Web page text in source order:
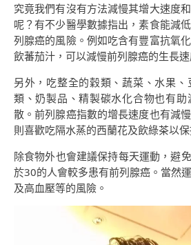
究竟我們有沒有方法減慢其增大速度
呢？有不少醫學數據指出，素食能減
列腺癌的風險。例如吃含有豐富抗氧
飲蕃茄汁，可以減慢前列腺癌的生長速
另外，吃整全的穀類、蔬菜、水果
類、奶製品、精製碳水化合物也有
散。前列腺癌指數的增長速度也有減
則喜歡吃隔水蒸的西蘭花及飲綠茶以保
除食物外也會建議保持每天運動，避
於30的人會較多患有前列腺癌。當然
及高血壓等的風險。